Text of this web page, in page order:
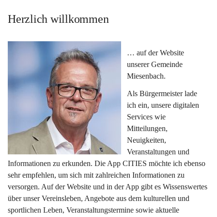
Herzlich willkommen
… auf der Website
unserer Gemeinde
Miesenbach.
Als Bürgermeister lade
ich ein, unsere digitalen
Services wie
Mitteilungen,
Neuigkeiten,
Veranstaltungen und
Informationen zu erkunden. Die App CITIES möchte ich ebenso
sehr empfehlen, um sich mit zahlreichen Informationen zu
versorgen. Auf der Website und in der App gibt es Wissenswertes
über unser Vereinsleben, Angebote aus dem kulturellen und
sportlichen Leben, Veranstaltungstermine sowie aktuelle